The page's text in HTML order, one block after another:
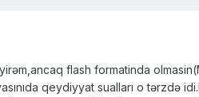
flash formatinda
qeydiyyat sualları o tərzdə